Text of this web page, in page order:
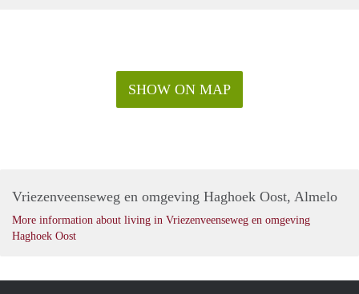
SHOW ON MAP
Vriezenveenseweg en omgeving Haghoek Oost, Almelo
More information about living in Vriezenveenseweg en omgeving
Haghoek Oost